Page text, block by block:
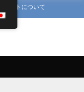
当サイトについて